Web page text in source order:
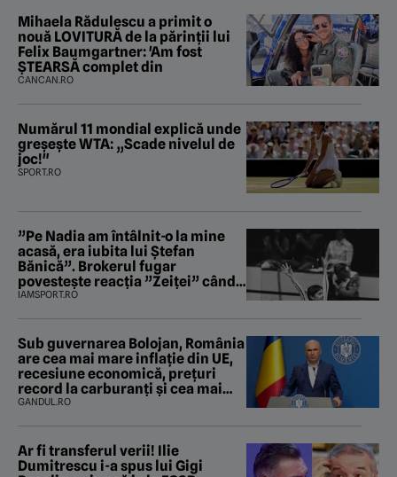
Mihaela Rădulescu a primit o
nouă LOVITURĂ de la părinții lui
Felix Baumgartner: 'Am fost
ȘTEARSĂ complet din
CANCAN.RO
Numărul 11 mondial explică unde
greșește WTA: „Scade nivelul de
joc!"
SPORT.RO
”Pe Nadia am întâlnit-o la mine
acasă, era iubita lui Ștefan
Bănică”. Brokerul fugar
povestește reacția ”Zeiței” când
i-a intrat în baie
IAMSPORT.RO
Sub guvernarea Bolojan, România
are cea mai mare inflație din UE,
recesiune economică, prețuri
record la carburanți și cea mai
gravă criză energetică de la
dacă își cere scuze
GANDUL.RO
Ar fi transferul verii! Ilie
Dumitrescu i-a spus lui Gigi